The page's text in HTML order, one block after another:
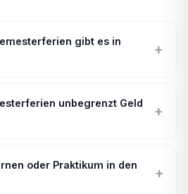
gibt es in
+
unbegrenzt Geld
+
oder Praktikum in den
+